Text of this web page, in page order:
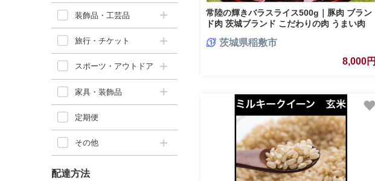
装飾品・工芸品
旅行・チケット
スポーツ・アウトドア
家具・装飾品
定期便
その他
配達方法
常陸の輝きバラスライス500g｜豚肉 ブラン
ド肉 茨城ブランド こだわりの肉 うまい肉
茨城県稲敷市
8,000円